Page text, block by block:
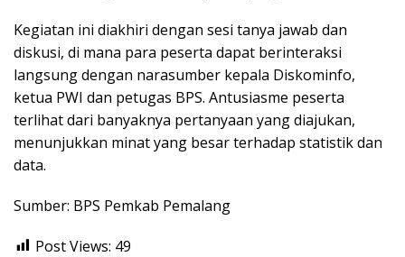
Kegiatan ini diakhiri dengan sesi tanya jawab dan
diskusi, di mana para peserta dapat berinteraksi
langsung dengan narasumber kepala Diskominfo,
ketua PWI dan petugas BPS. Antusiasme peserta
terlihat dari banyaknya pertanyaan yang diajukan,
menunjukkan minat yang besar terhadap statistik dan
data.
Sumber: BPS Pemkab Pemalang
Post Views: 49